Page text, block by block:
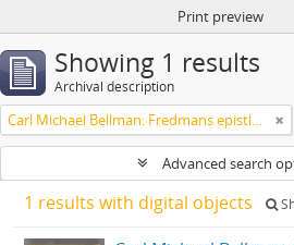
Print preview
Showing 1 results
Archival description
Carl Michael Bellman: Fredmans epistlar m.m.
Advanced search
1 results with digital objects